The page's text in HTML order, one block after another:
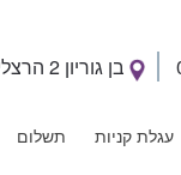
בן גוריון 2 הרצליה
עגלת קניות תשלום